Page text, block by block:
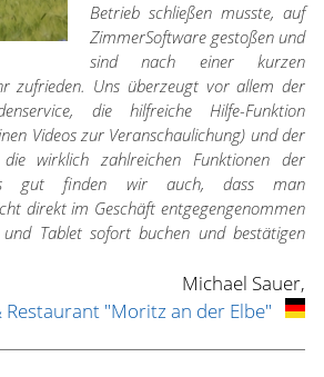
Betrieb schließen musste, auf
ZimmerSoftware gestoßen und
sind nach einer kurzen
zufrieden. Uns überzeugt vor allem der
die hilfreiche Hilfe-Funktion
Videos zur Veranschaulichung) und der
wirklich zahlreichen Funktionen der
gut finden wir auch, dass man
direkt im Geschäft entgegengenommen
Tablet sofort buchen und bestätigen
Michael Sauer,
"Moritz an der Elbe"